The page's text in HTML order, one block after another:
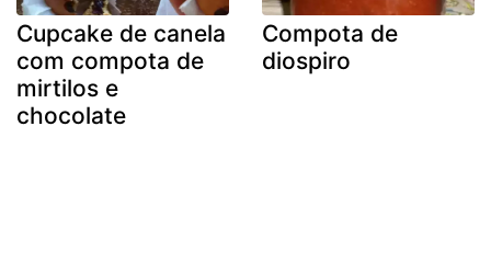
Cupcake de canela
com compota de
mirtilos e
chocolate
Compota de
diospiro